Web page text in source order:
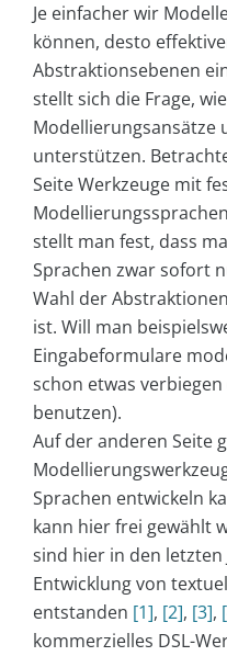
Je einfacher wir
können, desto
Abstraktionsebenen
stellt sich die Frage,
Modellierungsansätze
unterstützen.
Seite Werkzeuge mit
stellt man fest, dass
Sprachen zwar sofort
Wahl der
ist. Will man
Eingabeformulare
schon etwas
benutzen).
Auf der anderen Seite
Sprachen entwickeln
kann hier frei gewählt
sind hier in den letzten
Entwicklung von
entstanden [1], [2], [3],
kommerzielles DSL-